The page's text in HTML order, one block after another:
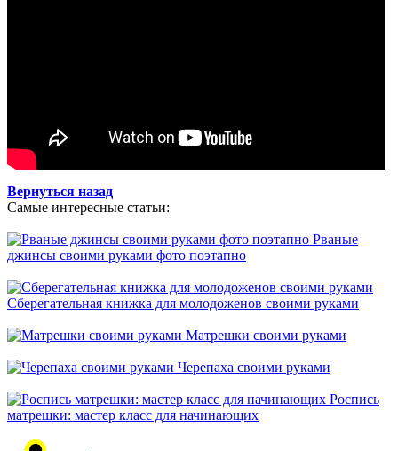
Вернуться назад
Самые интересные статьи:
Рваные
джинсы своими руками фото поэтапно
Сберегательная книжка для молодоженов своими руками
Матрешки своими руками
Черепаха своими руками
Роспись
матрешки: мастер класс для начинающих